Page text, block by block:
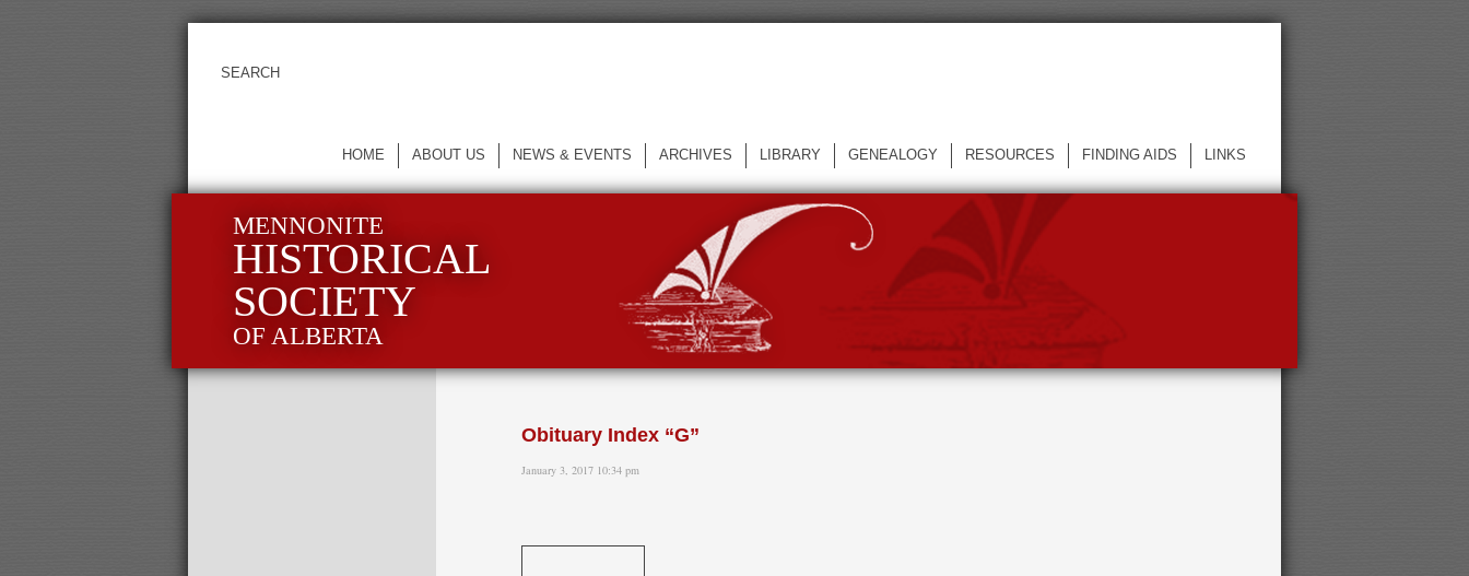
HOME ABOUT US NEWS & EVENTS ARCHIVES LIBRARY GENEALOGY RESOURCES FINDING AIDS LINKS
MENNONITE
HISTORICAL
SOCIETY
OF ALBERTA
Obituary Index “G”
January 3, 2017 10:34 pm